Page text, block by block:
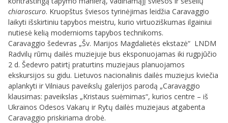
chiaroscuro. Kruopštus šviesos tyrinėjimas leidžia Caravaggio
laikyti išskirtiniu tapybos meistru, kurio virtuoziškumas ilgainiui
nutiesė kelią modernioms tapybos technikoms.
Caravaggio šedevras „Šv. Marijos Magdalietės ekstazė“ LNDM
Radvilų rūmų dailės muziejuje bus eksponuojamas iki rugpjūčio
2 d. Šedevro patirtį praturtins muziejaus planuojamos
ekskursijos su gidu. Lietuvos nacionalinis dailės muziejus kviečia
aplankyti ir Vilniaus paveikslų galerijos parodą „Caravaggio
klausimas: paveikslas „Kristaus suėmimas“, kurios centre – iš
Ukrainos Odesos Vakarų ir Rytų dailės muziejaus atgabenta
Caravaggio priskiriama drobė.